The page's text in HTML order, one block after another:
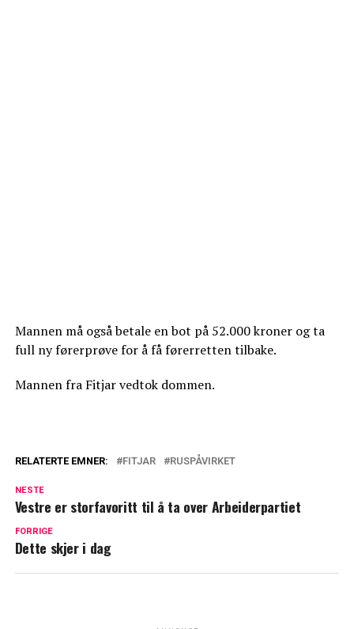
Mannen må også betale en bot på 52.000 kroner og ta
full ny førerprøve for å få førerretten tilbake.
Mannen fra Fitjar vedtok dommen.
RELATERTE EMNER: FITJAR RUSPÅVIRKET
NESTE
Vestre er storfavoritt til å ta over Arbeiderpartiet
FORRIGE
Dette skjer i dag